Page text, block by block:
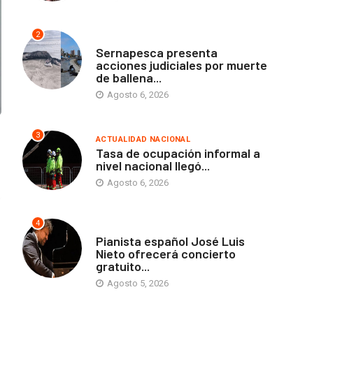
2
Sernapesca presenta
acciones judiciales por muerte
de ballena...
Agosto 6, 2026
3 ACTUALIDAD NACIONAL
Tasa de ocupación informal a
nivel nacional llegó...
Agosto 6, 2026
4
Pianista español José Luis
Nieto ofrecerá concierto
gratuito...
Agosto 5, 2026